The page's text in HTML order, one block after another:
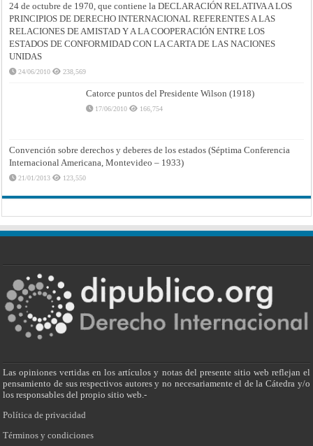
24 de octubre de 1970, que contiene la DECLARACIÓN RELATIVA A LOS
PRINCIPIOS DE DERECHO INTERNACIONAL REFERENTES A LAS
RELACIONES DE AMISTAD Y A LA COOPERACIÓN ENTRE LOS
ESTADOS DE CONFORMIDAD CON LA CARTA DE LAS NACIONES
UNIDAS
24/06/2010 238,569
Catorce puntos del Presidente Wilson (1918)
17/06/2010 166,754
Convención sobre derechos y deberes de los estados (Séptima Conferencia
Internacional Americana, Montevideo – 1933)
21/01/2013 123,550
Las opiniones vertidas en los artículos y notas del presente sitio web reflejan el
pensamiento de sus respectivos autores y no necesariamente el de la Cátedra y/o
los responsables del propio sitio web.-
Política de privacidad
Términos y condiciones